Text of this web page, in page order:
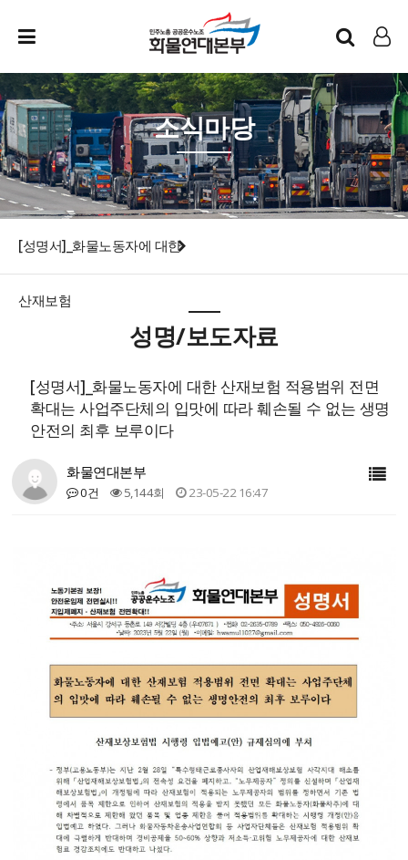
인트라넷
LOG IN
소식마당
[성명서]_화물노동자에 대한
산재보험
성명/보도자료
[성명서]_화물노동자에 대한 산재보험 적용범위 전면
확대는 사업주단체의 입맛에 따라 훼손될 수 없는 생명
안전의 최후 보루이다
화물연대본부
0건 5,144회 23-05-22 16:47